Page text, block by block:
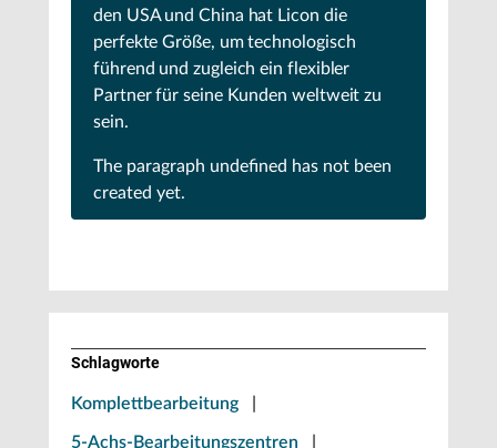
den USA und China hat Licon die
perfekte Größe, um technologisch
führend und zugleich ein flexibler
Partner für seine Kunden weltweit zu
sein.
The paragraph undefined has not been
created yet.
Schlagworte
Komplettbearbeitung
5-Achs-Bearbeitungszentren